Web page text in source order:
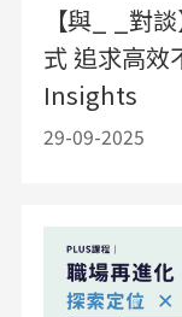
【與_ _對
式 追求高效
Insights
29-09-2025